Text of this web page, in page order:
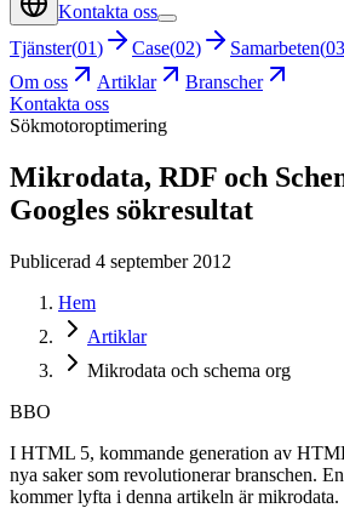
Kontakta oss
Tjänster(01) Case(02) Samarbeten(03
Om oss
Artiklar
Branscher
Kontakta oss
Sökmotoroptimering
Mikrodata, RDF och
Googles sökresultat
Publicerad 4 september 2012
Hem
Artiklar
Mikrodata och schema org
BBO
I HTML 5, kommande generation av
nya saker som revolutionerar branschen.
kommer lyfta i denna artikeln är mikrodata.